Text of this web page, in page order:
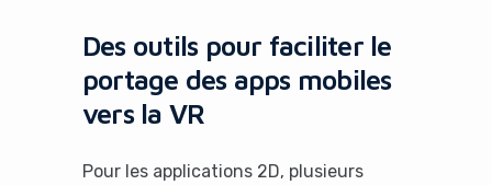
Des outils pour faciliter le
portage des apps mobiles
vers la VR
Pour les applications 2D, plusieurs